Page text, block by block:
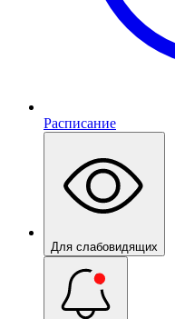
Расписание
Для слабовидящих